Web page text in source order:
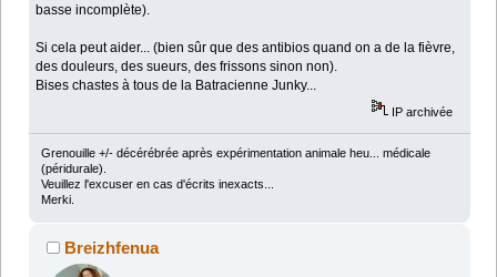
basse incomplète).
Si cela peut aider... (bien sûr que des antibios quand on a de la fièvre,
des douleurs, des sueurs, des frissons sinon non).
Bises chastes à tous de la Batracienne Junky...
IP archivée
Grenouille +/- décérébrée après expérimentation animale heu... médicale
(péridurale).
Veuillez l'excuser en cas d'écrits inexacts...
Merki.
Breizhfenua